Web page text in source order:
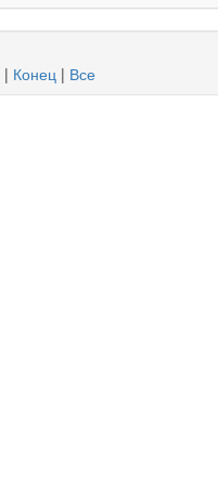
| Конец | Все